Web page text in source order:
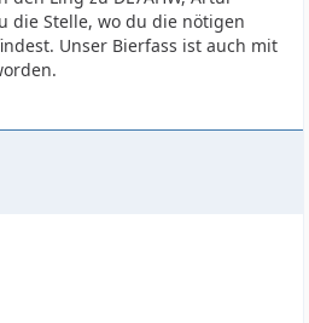
die Stelle, wo du die nötigen
Unser Bierfass ist auch mit